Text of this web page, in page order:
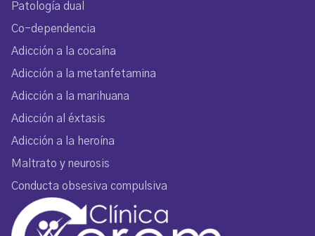
Patología dual
Co-dependencia
Adicción a la cocaína
Adicción a la metanfetamina
Adicción a la marihuana
Adicción al éxtasis
Adicción a la heroína
Maltrato y neurosis
Conducta obsesiva compulsiva